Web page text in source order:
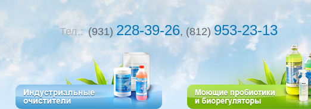
Тел.:(931) 228-39-26, (812) 953-23-13